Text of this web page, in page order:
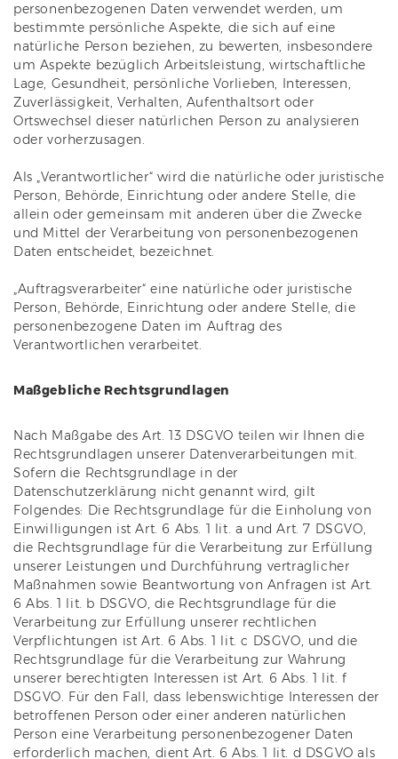
personenbezogenen Daten verwendet werden, um
bestimmte persönliche Aspekte, die sich auf eine
natürliche Person beziehen, zu bewerten, insbesondere
um Aspekte bezüglich Arbeitsleistung, wirtschaftliche
Lage, Gesundheit, persönliche Vorlieben, Interessen,
Zuverlässigkeit, Verhalten, Aufenthaltsort oder
Ortswechsel dieser natürlichen Person zu analysieren
oder vorherzusagen.
Als „Verantwortlicher“ wird die natürliche oder juristische
Person, Behörde, Einrichtung oder andere Stelle, die
allein oder gemeinsam mit anderen über die Zwecke
und Mittel der Verarbeitung von personenbezogenen
Daten entscheidet, bezeichnet.
„Auftragsverarbeiter“ eine natürliche oder juristische
Person, Behörde, Einrichtung oder andere Stelle, die
personenbezogene Daten im Auftrag des
Verantwortlichen verarbeitet.
Maßgebliche Rechtsgrundlagen
Nach Maßgabe des Art. 13 DSGVO teilen wir Ihnen die
Rechtsgrundlagen unserer Datenverarbeitungen mit.
Sofern die Rechtsgrundlage in der
Datenschutzerklärung nicht genannt wird, gilt
Folgendes: Die Rechtsgrundlage für die Einholung von
Einwilligungen ist Art. 6 Abs. 1 lit. a und Art. 7 DSGVO,
die Rechtsgrundlage für die Verarbeitung zur Erfüllung
unserer Leistungen und Durchführung vertraglicher
Maßnahmen sowie Beantwortung von Anfragen ist Art.
6 Abs. 1 lit. b DSGVO, die Rechtsgrundlage für die
Verarbeitung zur Erfüllung unserer rechtlichen
Verpflichtungen ist Art. 6 Abs. 1 lit. c DSGVO, und die
Rechtsgrundlage für die Verarbeitung zur Wahrung
unserer berechtigten Interessen ist Art. 6 Abs. 1 lit. f
DSGVO. Für den Fall, dass lebenswichtige Interessen der
betroffenen Person oder einer anderen natürlichen
Person eine Verarbeitung personenbezogener Daten
erforderlich machen, dient Art. 6 Abs. 1 lit. d DSGVO als